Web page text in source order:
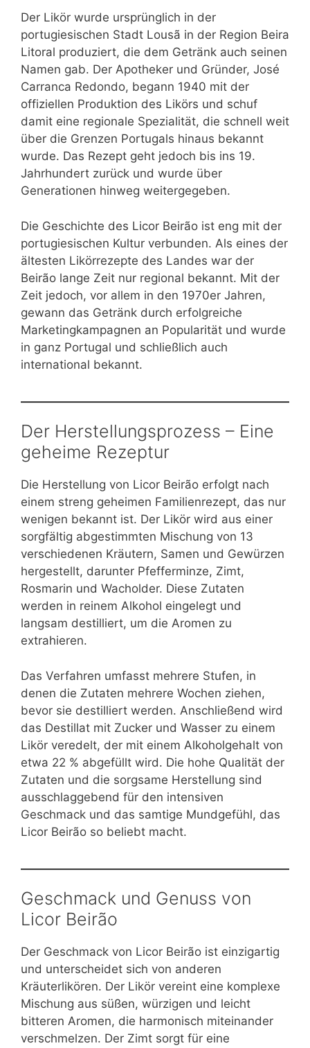
Der Likör wurde ursprünglich in der
portugiesischen Stadt Lousã in der Region Beira
Litoral produziert, die dem Getränk auch seinen
Namen gab. Der Apotheker und Gründer, José
Carranca Redondo, begann 1940 mit der
offiziellen Produktion des Likörs und schuf
damit eine regionale Spezialität, die schnell weit
über die Grenzen Portugals hinaus bekannt
wurde. Das Rezept geht jedoch bis ins 19.
Jahrhundert zurück und wurde über
Generationen hinweg weitergegeben.
Die Geschichte des Licor Beirão ist eng mit der
portugiesischen Kultur verbunden. Als eines der
ältesten Likörrezepte des Landes war der
Beirão lange Zeit nur regional bekannt. Mit der
Zeit jedoch, vor allem in den 1970er Jahren,
gewann das Getränk durch erfolgreiche
Marketingkampagnen an Popularität und wurde
in ganz Portugal und schließlich auch
international bekannt.
Der Herstellungsprozess – Eine
geheime Rezeptur
Die Herstellung von Licor Beirão erfolgt nach
einem streng geheimen Familienrezept, das nur
wenigen bekannt ist. Der Likör wird aus einer
sorgfältig abgestimmten Mischung von 13
verschiedenen Kräutern, Samen und Gewürzen
hergestellt, darunter Pfefferminze, Zimt,
Rosmarin und Wacholder. Diese Zutaten
werden in reinem Alkohol eingelegt und
langsam destilliert, um die Aromen zu
extrahieren.
Das Verfahren umfasst mehrere Stufen, in
denen die Zutaten mehrere Wochen ziehen,
bevor sie destilliert werden. Anschließend wird
das Destillat mit Zucker und Wasser zu einem
Likör veredelt, der mit einem Alkoholgehalt von
etwa 22 % abgefüllt wird. Die hohe Qualität der
Zutaten und die sorgsame Herstellung sind
ausschlaggebend für den intensiven
Geschmack und das samtige Mundgefühl, das
Licor Beirão so beliebt macht.
Geschmack und Genuss von
Licor Beirão
Der Geschmack von Licor Beirão ist einzigartig
und unterscheidet sich von anderen
Kräuterlikören. Der Likör vereint eine komplexe
Mischung aus süßen, würzigen und leicht
bitteren Aromen, die harmonisch miteinander
verschmelzen. Der Zimt sorgt für eine